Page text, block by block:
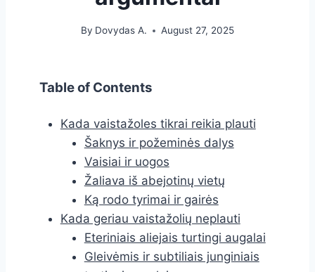
By Dovydas A. August 27, 2025
Table of Contents
Kada vaistažoles tikrai reikia plauti
Šaknys ir požeminės dalys
Vaisiai ir uogos
Žaliava iš abejotinų vietų
Ką rodo tyrimai ir gairės
Kada geriau vaistažolių neplauti
Eteriniais aliejais turtingi augalai
Gleivėmis ir subtiliais junginiais